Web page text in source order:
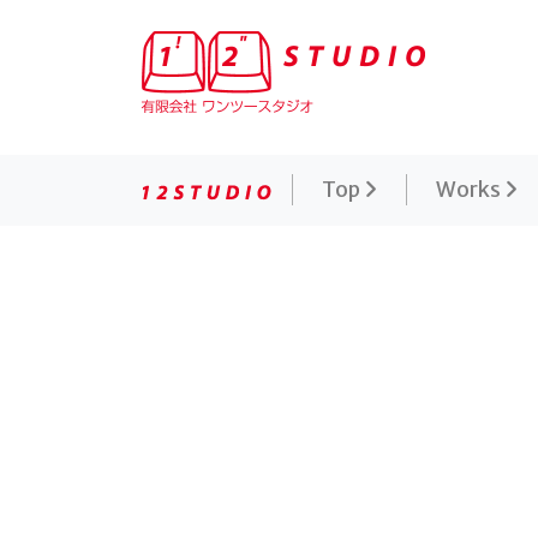
有限会社ワンツースタジオ 映画公式サイト制作専門
Top Works